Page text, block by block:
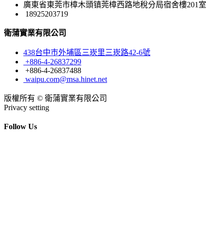
廣東省東莞市樟木頭镇莞樟西路地稅分局宿舍樓201室
18925203719
衛蒲實業有限公司
438台中巿外埔區三崁里三崁路42-6號
+886-4-26837299
+886-4-26837488
waipu.com@msa.hinet.net
版權所有 © 衛蒲實業有限公司
Privacy setting
Follow Us